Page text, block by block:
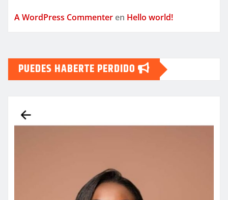
A WordPress Commenter en Hello world!
PUEDES HABERTE PERDIDO